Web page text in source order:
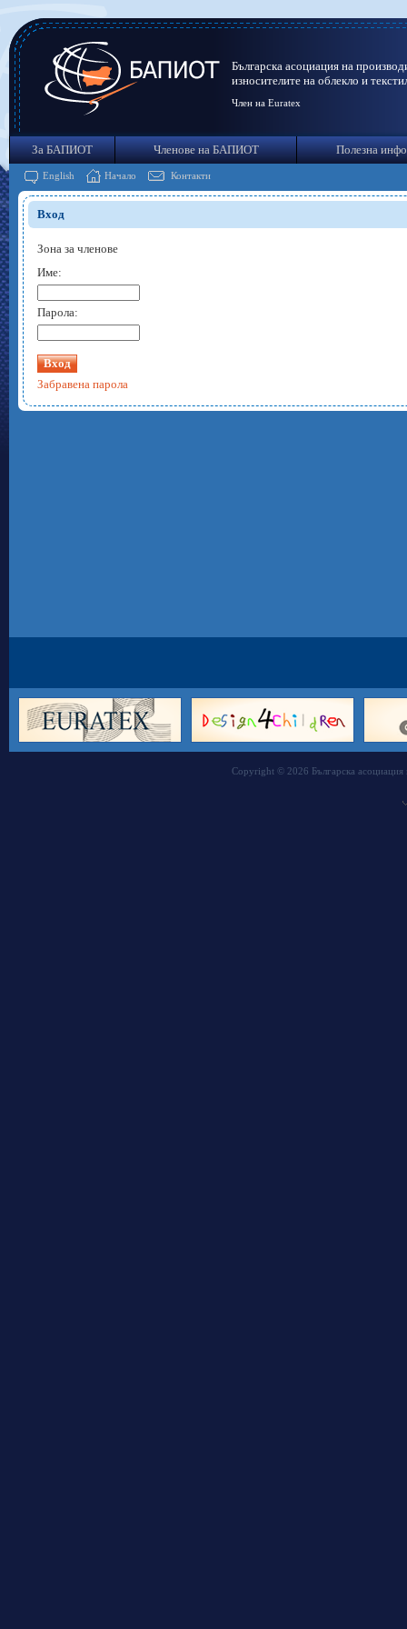
Българска асоциация на
износителите на облекло и
Член на Euratex
За БАПИОТ Членове на БАПИОТ Полезна
English Начало Контакти
Вход
Зона за членове
Име:
Парола:
Забравена парола
Copyright © 2026 Българска асоциация